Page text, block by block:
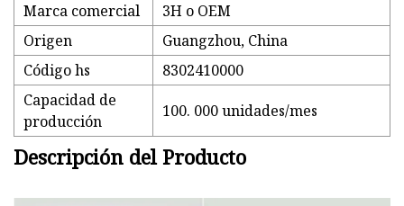
Marca comercial
3H o OEM
Origen
Guangzhou, China
Código hs
8302410000
Capacidad de
producción
100. 000 unidades/mes
Descripción del Producto